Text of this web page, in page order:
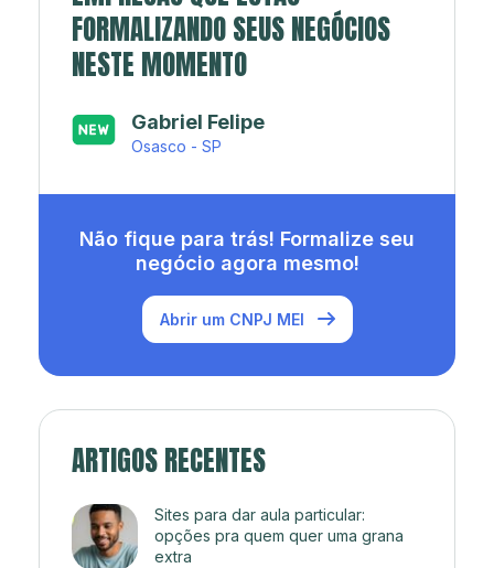
FORMALIZANDO SEUS NEGÓCIOS
NESTE MOMENTO
Japa’s açaí e sorveteria
Rio de Janeiro - RJ
Não fique para trás! Formalize seu
negócio agora mesmo!
Abrir um CNPJ MEI
ARTIGOS RECENTES
Sites para dar aula particular:
opções pra quem quer uma grana
extra